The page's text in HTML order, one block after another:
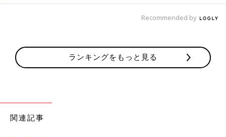
Recommended by
ランキングをもっと見る
関連記事